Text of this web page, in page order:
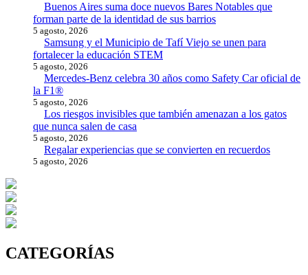
Buenos Aires suma doce nuevos Bares Notables que
forman parte de la identidad de sus barrios
5 agosto, 2026
Samsung y el Municipio de Tafí Viejo se unen para
fortalecer la educación STEM
5 agosto, 2026
Mercedes-Benz celebra 30 años como Safety Car oficial de
la F1®
5 agosto, 2026
Los riesgos invisibles que también amenazan a los gatos
que nunca salen de casa
5 agosto, 2026
Regalar experiencias que se convierten en recuerdos
5 agosto, 2026
CATEGORÍAS